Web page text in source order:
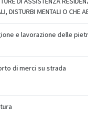
DISTURBI MENTALI O CHE
e lavorazione delle
di merci su strada